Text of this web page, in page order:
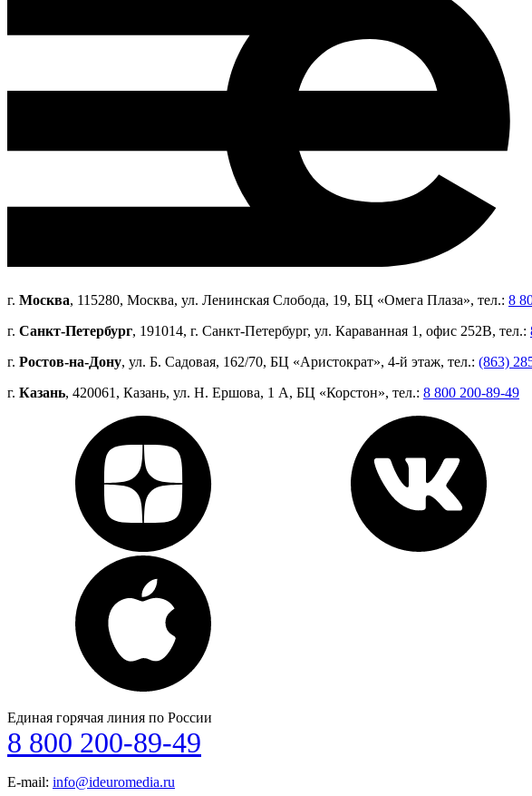
г. Москва, 115280, Москва, ул. Ленинская Слобода, 19, БЦ «Омега Плаза», тел.: 8
г. Санкт-Петербург, 191014, г. Санкт-Петербург, ул. Караванная 1, офис 252В, тел.:
г. Ростов-на-Дону, ул. Б. Садовая, 162/70, БЦ «Аристократ», 4-й этаж, тел.: (863)
г. Казань, 420061, Казань, ул. Н. Ершова, 1 А, БЦ «Корстон», тел.: 8 800 200-89-49
Единая горячая линия по России
8 800 200-89-49
E-mail: info@ideuromedia.ru